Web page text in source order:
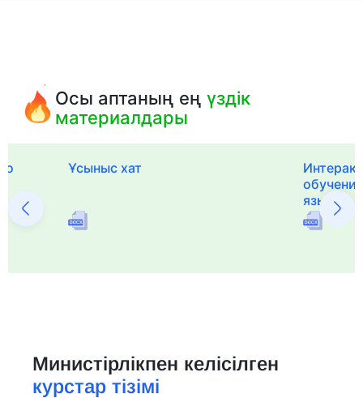
Осы аптаның еңүздік
материалдары
Ұсыныс хат
языка и
Министірлікпен келісілген
курстар тізімі